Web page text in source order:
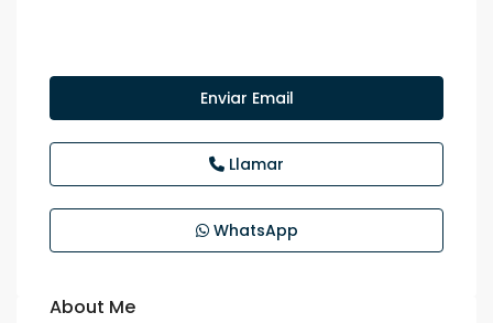
Enviar Email
Llamar
WhatsApp
About Me